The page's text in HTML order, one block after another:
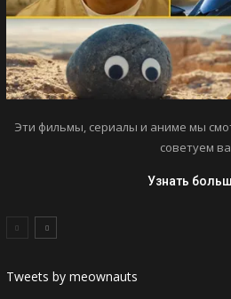
Эти фильмы, сериалы и аниме мы
советуем
Узнать
Tweets by meownauts